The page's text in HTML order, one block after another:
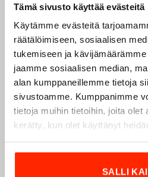
Tämä sivusto käyttää evästeitä
Käytämme evästeitä
räätälöimiseen, sosiaalisen
tukemiseen ja
jaamme sosiaalisen median,
alan kumppaneillemme tietoja
sivustoamme. Kumppanimme
tietoja muihin tietoihin, joita olet
kerätty, kun olet käyttänyt
SALLI
Origopro – Suomalainen
1975
Origoproon suomalainen
ulkoiluvaatetukseen erikoistunut
vuodesta 1975.Origopro
jotka on kehitetty
Origopro:n tuotteet on
ja erikoisammattilaisten kanssa,